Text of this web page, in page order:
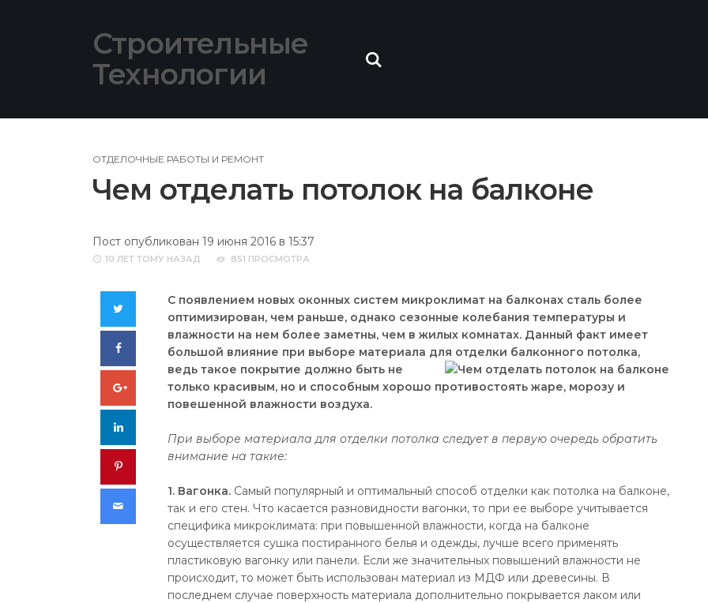
Строительные
Технологии
ОТДЕЛОЧНЫЕ РАБОТЫ И РЕМОНТ
Чем отделать потолок на балконе
Пост опубликован 19 июня 2016 в 15:37
10 ЛЕТ ТОМУ НАЗАД 851 ПРОСМОТРА
Facebook
Google+
С появлением новых оконных систем микроклимат на балконах сталь более
оптимизирован, чем раньше, однако сезонные колебания температуры и
влажности на нем более заметны, чем в жилых комнатах. Данный факт имеет
большой влияние при выборе материала для отделки балконного потолка,
ведь такое покрытие должно быть не
только красивым, но и способным хорошо противостоять жаре, морозу и
повешенной влажности воздуха.
При выборе материала для отделки потолка следует в первую очередь обратить
внимание на такие:
1. Вагонка. Самый популярный и оптимальный способ отделки как потолка на балконе,
так и его стен. Что касается разновидности вагонки, то при ее выборе учитывается
специфика микроклимата: при повышенной влажности, когда на балконе
осуществляется сушка постиранного белья и одежды, лучше всего применять
пластиковую вагонку или панели. Если же значительных повышений влажности не
происходит, то может быть использован материал из МДФ или древесины. В
последнем случае поверхность материала дополнительно покрывается лаком или